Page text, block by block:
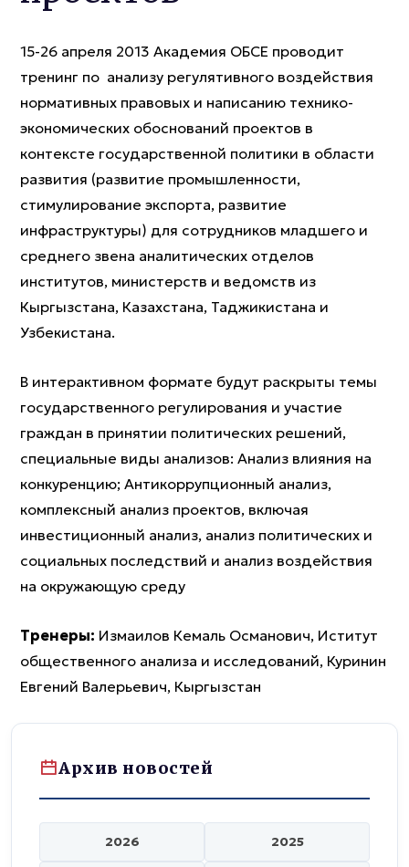
15-26 апреля 2013 Академия ОБСЕ проводит
тренинг по анализу регулятивного воздействия
нормативных правовых и написанию технико-
экономических обоснований проектов в
контексте государственной политики в области
развития (развитие промышленности,
стимулирование экспорта, развитие
инфраструктуры) для сотрудников младшего и
среднего звена аналитических отделов
институтов, министерств и ведомств из
Кыргызстана, Казахстана, Таджикистана и
Узбекистана.
В интерактивном формате будут раскрыты темы
государственного регулирования и участие
граждан в принятии политических решений,
специальные виды анализов: Анализ влияния на
конкуренцию; Антикоррупционный анализ,
комплексный анализ проектов, включая
инвестиционный анализ, анализ политических и
социальных последствий и анализ воздействия
на окружающую среду
Тренеры: Измаилов Кемаль Османович, Иститут
общественного анализа и исследований, Куринин
Евгений Валерьевич, Кыргызстан
Архив новостей
2026 2025